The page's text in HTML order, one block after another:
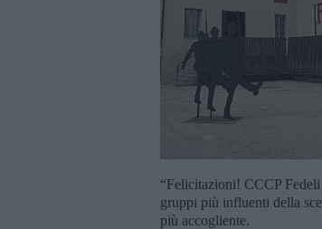
“Felicitazioni! CCCP
gruppi più influenti della
più accogliente.